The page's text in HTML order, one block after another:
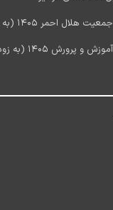
احمر 1405 (به زودی)
1405 (به زودی)